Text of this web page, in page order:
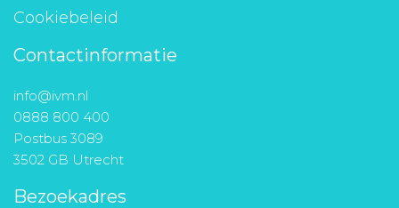
Cookiebeleid
Contactinformatie
info@ivm.nl
0888 800 400
Postbus 3089
3502 GB Utrecht
Bezoekadres